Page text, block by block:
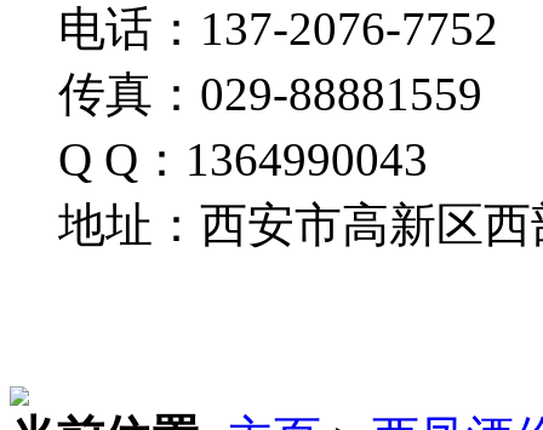
电话：137-2076-7752
传真：029-88881559
Q Q：1364990043
地址：西安市高新区西